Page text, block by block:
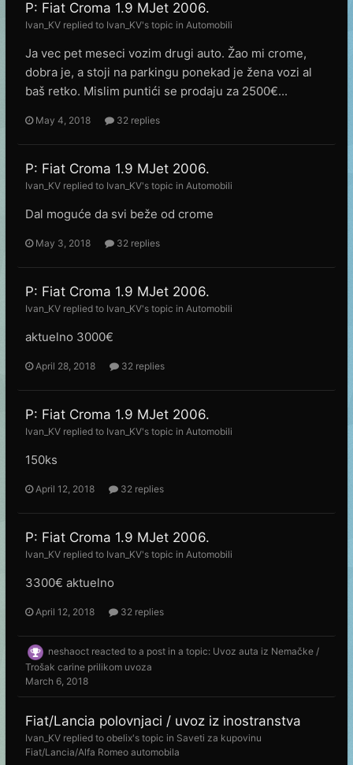
P: Fiat Croma 1.9 MJet 2006.
Ivan_KV replied to Ivan_KV's topic in Automobili
Ja vec pet meseci vozim drugi auto. Žao mi crome,
dobra je, a stoji na parkingu ponekad je žena vozi al
baš retko. Mislim puntići se prodaju za 2500€...
May 4, 2018 32 replies
P: Fiat Croma 1.9 MJet 2006.
Ivan_KV replied to Ivan_KV's topic in Automobili
Dal moguće da svi beže od crome
May 3, 2018 32 replies
P: Fiat Croma 1.9 MJet 2006.
Ivan_KV replied to Ivan_KV's topic in Automobili
aktuelno 3000€
April 28, 2018 32 replies
P: Fiat Croma 1.9 MJet 2006.
Ivan_KV replied to Ivan_KV's topic in Automobili
150ks
April 12, 2018 32 replies
P: Fiat Croma 1.9 MJet 2006.
Ivan_KV replied to Ivan_KV's topic in Automobili
3300€ aktuelno
April 12, 2018 32 replies
neshaoct reacted to a post in a topic: Uvoz auta iz Nemačke /
Trošak carine prilikom uvoza
March 6, 2018
Fiat/Lancia polovnjaci / uvoz iz inostranstva
Ivan_KV replied to obelix's topic in Saveti za kupovinu
Fiat/Lancia/Alfa Romeo automobila